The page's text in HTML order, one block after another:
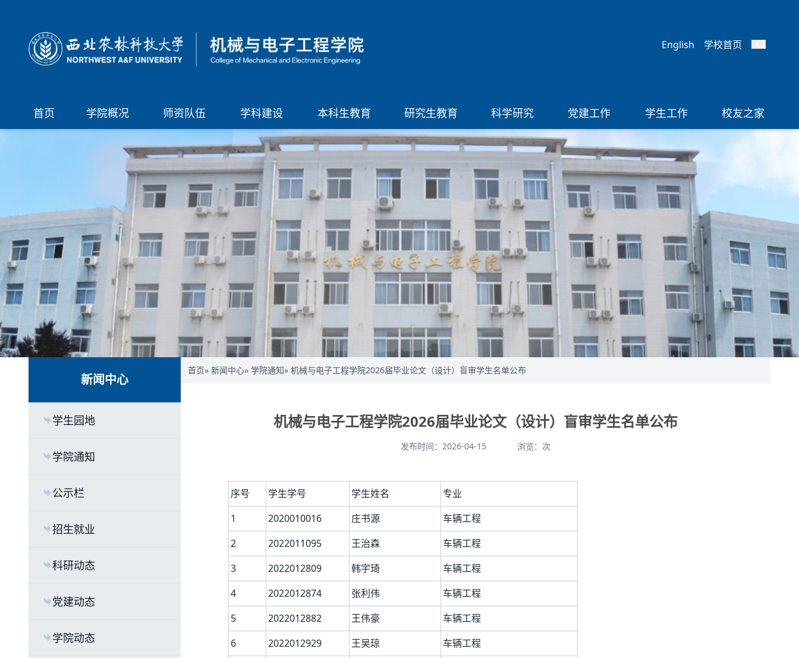
English 学校首页
首页 学院概况 师资队伍 学科建设 本科生教育 研究生教育 科学研究 党建工作 学生工作 校友之家
新闻中心
学生园地
学院通知
公示栏
招生就业
科研动态
党建动态
学院动态
首页» 新闻中心» 学院通知» 机械与电子工程学院2026届毕业论文（设计）盲审学生名单公布
机械与电子工程学院2026届毕业论文（设计）盲审学生名单公布
发布时间：2026-04-15 浏览： 次
序号 学生学号 学生姓名
专业
1
2020010016 庄书源
车辆工程
2
2022011095 王治森
车辆工程
3
2022012809 韩宇琦
车辆工程
4
2022012874 张利伟
车辆工程
5
2022012882 王伟豪
车辆工程
6
2022012929 王吴琼
车辆工程